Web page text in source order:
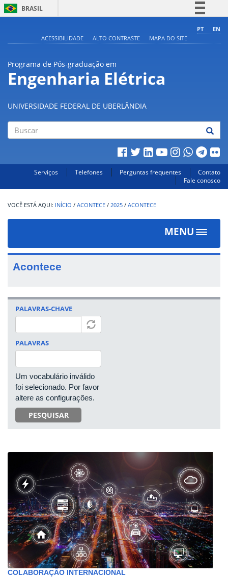
BRASIL
Comunica BR
Acesso à informação
Legislação
PT
EN
ACESSIBILIDADE
ALTO CONTRASTE MAPA DO SITE
Programa de Pós-graduação em
Engenharia Elétrica
UNIVERSIDADE FEDERAL DE UBERLÂNDIA
Serviços Telefones Perguntas frequentes
Contato
Fale conosco
INÍCIO / ACONTECE / 2025 / ACONTECE
MENU
Toggle
Acontece
PALAVRAS-CHAVE
PALAVRAS
Um vocabulário inválido
foi selecionado. Por favor
altere as configurações.
PESQUISAR
COLABORAÇÃO INTERNACIONAL